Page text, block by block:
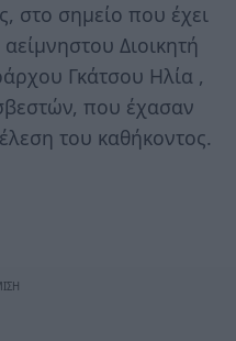
στο σημείο που έχει
Διοικητή
Γκάτσου Ηλία ,
που έχασαν
του καθήκοντος.